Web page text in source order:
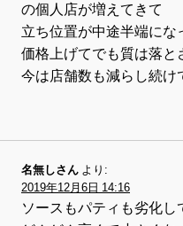
の個人店が増えてきて
立ち位置が中途半端にな
価格上げてでも質は落と
今は店舗数も減らし続け
名無しさん より:
2019年12月6日 14:16
ソースもパティも劣化し